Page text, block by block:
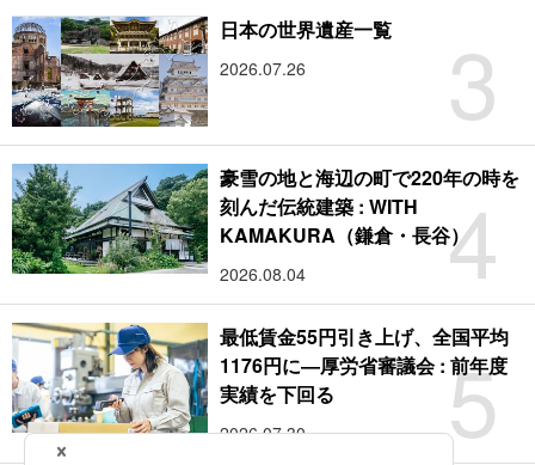
3
日本の世界遺産一覧
2026.07.26
4
豪雪の地と海辺の町で220年の時を
刻んだ伝統建築 : WITH
KAMAKURA（鎌倉・長谷）
2026.08.04
5
最低賃金55円引き上げ、全国平均
1176円に―厚労省審議会 : 前年度
実績を下回る
2026.07.30